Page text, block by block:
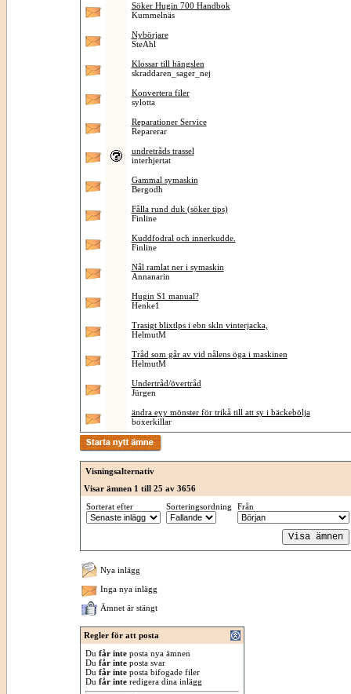
Söker Hugin 700 Handbok
Kummelnäs
Nybörjare
SteAhl
Klossar till hängslen
skraddaren_sager_nej
Konvertera filer
sylotta
Reparationer Service
Reparerar
undretråds trassel
interhjertat
Gammal symaskin
Bergodh
Fålla rund duk (söker tips)
Finline
Kuddfodral och innerkudde.
Finline
Nål ramlat ner i symaskin
Annanarin
Hugin S1 manual?
Henke1
Trasigt blixtlps i ebn skln vinterjacka,
HelmutM
Tråd som går av vid nålens öga i maskinen
HelmutM
Undertråd/övertråd
Jürgen
ändra eyy mönster för trikå till att sy i bäckebölja
boxerkillar
Visningsalternativ
Visar ämnen 1 till 25 av 3656
Sorterat efter
Sorteringsordning Från
Nya inlägg
Inga nya inlägg
Ämnet är stängt
Regler för att posta
Du får inteposta nya ämnen
Du får inteposta svar
Du får inteposta bifogade filer
Du får interedigera dina inlägg